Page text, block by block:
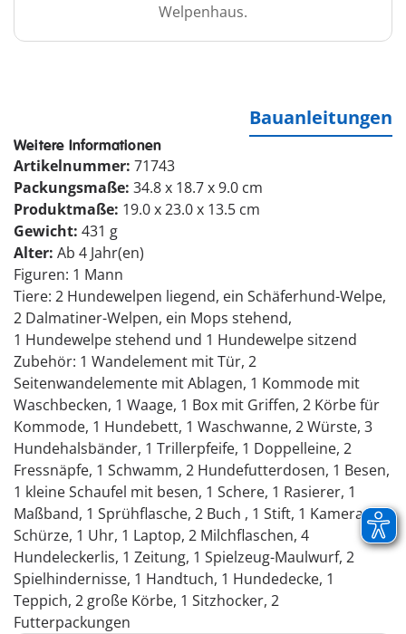
Welpenhaus.
Bauanleitungen
Weitere Informationen
Artikelnummer: 71743
Packungsmaße: 34.8 x 18.7 x 9.0 cm
Produktmaße: 19.0 x 23.0 x 13.5 cm
Gewicht: 431 g
Alter: Ab 4 Jahr(en)
Figuren: 1 Mann
Tiere: 2 Hundewelpen liegend, ein Schäferhund-Welpe,
2 Dalmatiner-Welpen, ein Mops stehend,
1 Hundewelpe stehend und 1 Hundewelpe sitzend
Zubehör: 1 Wandelement mit Tür, 2
Seitenwandelemente mit Ablagen, 1 Kommode mit
Waschbecken, 1 Waage, 1 Box mit Griffen, 2 Körbe für
Kommode, 1 Hundebett, 1 Waschwanne, 2 Würste, 3
Hundehalsbänder, 1 Trillerpfeife, 1 Doppelleine, 2
Fressnäpfe, 1 Schwamm, 2 Hundefutterdosen, 1 Besen,
1 kleine Schaufel mit besen, 1 Schere, 1 Rasierer, 1
Maßband, 1 Sprühflasche, 2 Buch , 1 Stift, 1 Kamera, 1
Schürze, 1 Uhr, 1 Laptop, 2 Milchflaschen, 4
Hundeleckerlis, 1 Zeitung, 1 Spielzeug-Maulwurf, 2
Spielhindernisse, 1 Handtuch, 1 Hundedecke, 1
Teppich, 2 große Körbe, 1 Sitzhocker, 2
Futterpackungen